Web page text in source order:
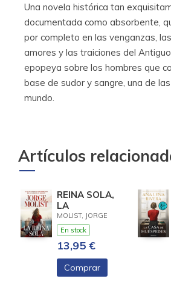
Una novela histórica tan
documentada como absorbente,
por completo en las venganzas,
amores y las traiciones del
epopeya sobre los hombres que
base de sudor y sangre, una de
mundo.
Artículos
REINA SOLA,
LA
MOLIST, JORGE
En stock
13,95 €
Comprar